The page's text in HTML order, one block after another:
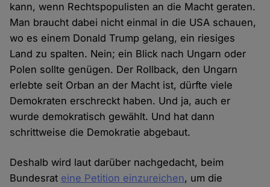
kann, wenn Rechtspopulisten an die Macht geraten.
Man braucht dabei nicht einmal in die USA schauen,
wo es einem Donald Trump gelang, ein riesiges
Land zu spalten. Nein; ein Blick nach Ungarn oder
Polen sollte genügen. Der Rollback, den Ungarn
erlebte seit Orban an der Macht ist, dürfte viele
Demokraten erschreckt haben. Und ja, auch er
wurde demokratisch gewählt. Und hat dann
schrittweise die Demokratie abgebaut.
Deshalb wird laut darüber nachgedacht, beim
Bundesrat eine Petition einzureichen, um die